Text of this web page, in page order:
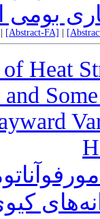
بومی
[Abstract-FA]
Heat
and